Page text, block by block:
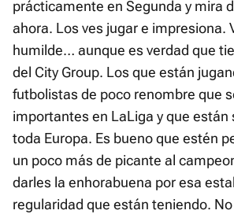
prácticamente en Segunda y mira
ahora. Los ves jugar e impresiona.
humilde… aunque es verdad que
del City Group. Los que están
futbolistas de poco renombre que
importantes en LaLiga y que están
toda Europa. Es bueno que estén
un poco más de picante al
darles la enhorabuena por esa
regularidad que están teniendo.